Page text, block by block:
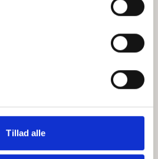
Tillad alle
ABCepos
Podcast